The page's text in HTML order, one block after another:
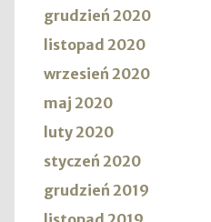
grudzień 2020
listopad 2020
wrzesień 2020
maj 2020
luty 2020
styczeń 2020
grudzień 2019